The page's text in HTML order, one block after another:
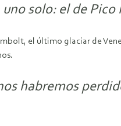
uno solo: el de
el último glaciar de
habremos